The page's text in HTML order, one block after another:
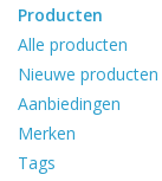
Producten
Alle producten
Nieuwe producten
Aanbiedingen
Merken
Tags